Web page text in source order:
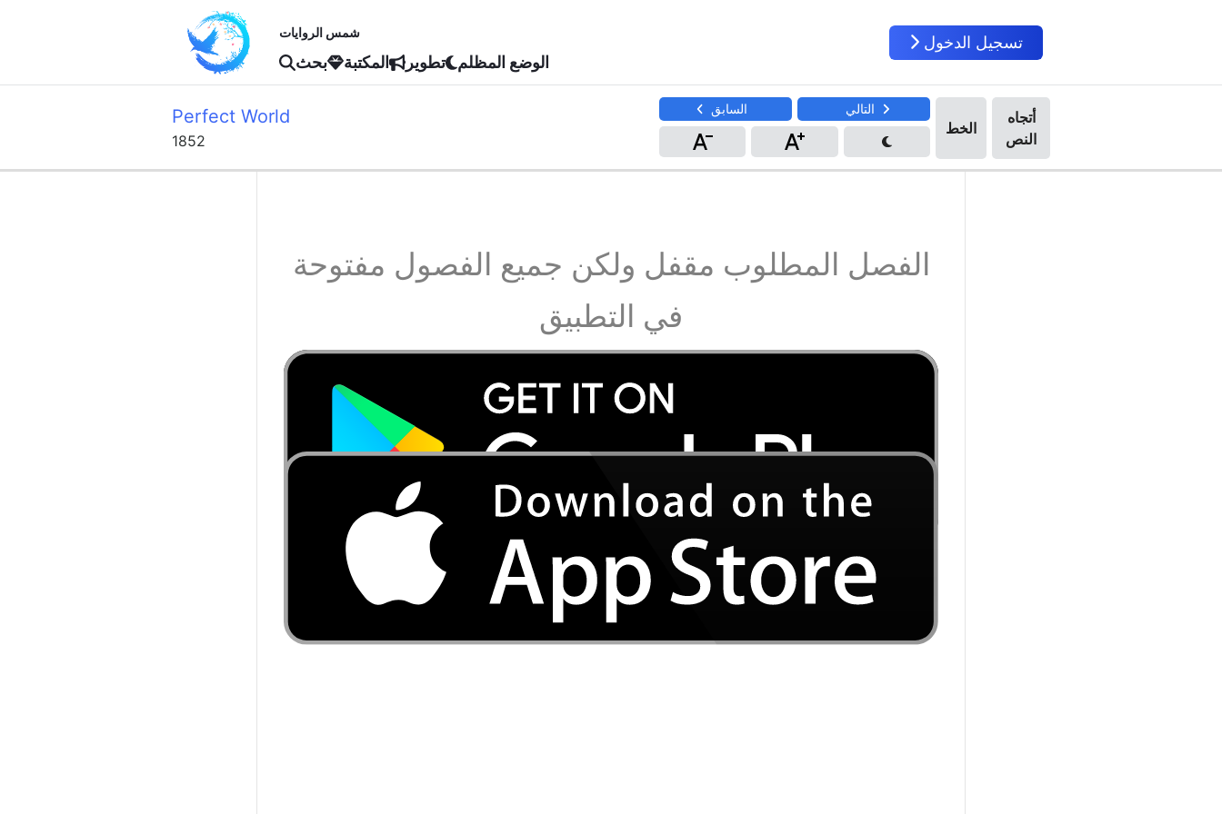
شمس الروايات
بحث المكتبة تطوير الوضع المظلم
تسجيل الدخول
Perfect World
1852
السابق التالي
الفصل المطلوب مقفل ولكن جميع الفصول مفتوحة
في التطبيق